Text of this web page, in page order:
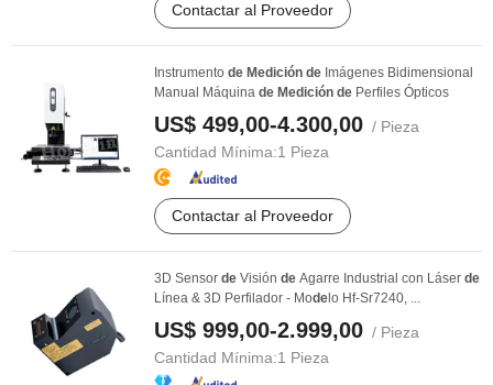
Contactar al Proveedor
Instrumento de Medición de Imágenes Bidimensional
Manual Máquina de Medición de Perfiles Ópticos
US$ 499,00-4.300,00 / Pieza
Cantidad Mínima:1 Pieza
Contactar al Proveedor
3D Sensor de Visión de Agarre Industrial con Láser de
Línea & 3D Perfilador - Mode lo Hf-Sr7240, ...
US$ 999,00-2.999,00 / Pieza
Cantidad Mínima:1 Pieza